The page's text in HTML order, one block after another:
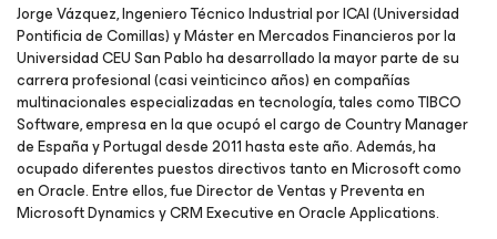
Jorge Vázquez, Ingeniero Técnico Industrial por ICAI (Universidad
Pontificia de Comillas) y Máster en Mercados Financieros por la
Universidad CEU San Pablo ha desarrollado la mayor parte de su
carrera profesional (casi veinticinco años) en compañías
multinacionales especializadas en tecnología, tales como TIBCO
Software, empresa en la que ocupó el cargo de Country Manager
de España y Portugal desde 2011 hasta este año. Además, ha
ocupado diferentes puestos directivos tanto en Microsoft como
en Oracle. Entre ellos, fue Director de Ventas y Preventa en
Microsoft Dynamics y CRM Executive en Oracle Applications.